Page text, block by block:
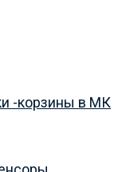
-корзины в МК